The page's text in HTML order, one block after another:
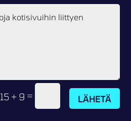
15 + 9 = LÄHETÄ